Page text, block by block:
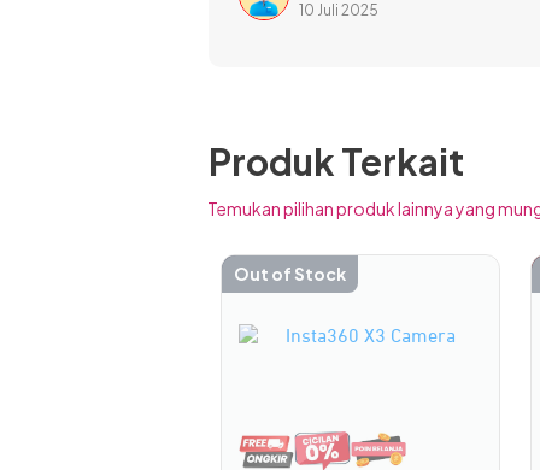
TWS dilengkapi dengan fitur
10 Juli 2025
Produk Terkait
Temukan pilihan produk lainnya yang
Out of Stock